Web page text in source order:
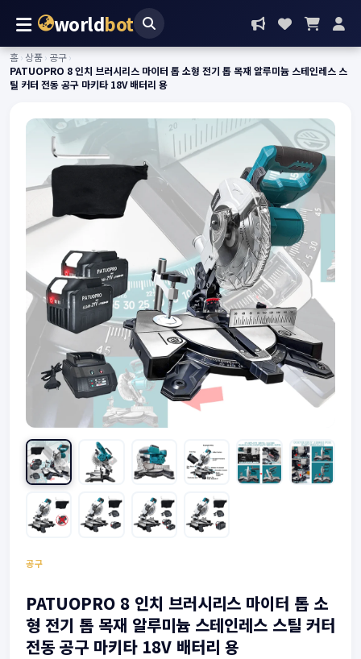
worldbot
홈›상품› 공구›
PATUOPRO 8 인치 브러시리스 마이터 톱 소형 전기 톱 목재 알루미늄 스테인레스 스
틸 커터 전동 공구 마키타 18V 배터리 용
공구
PATUOPRO 8 인치 브러시리스 마이터 톱 소
형 전기 톱 목재 알루미늄 스테인레스 스틸 커터
전동 공구 마키타 18V 배터리 용